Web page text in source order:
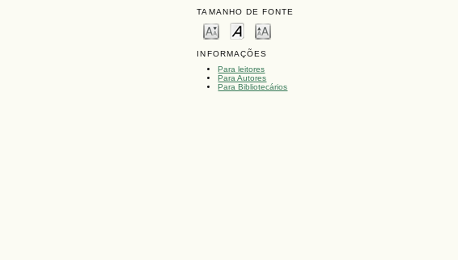
TAMANHO DE FONTE
INFORMAÇÕES
Para leitores
Para Autores
Para Bibliotecários